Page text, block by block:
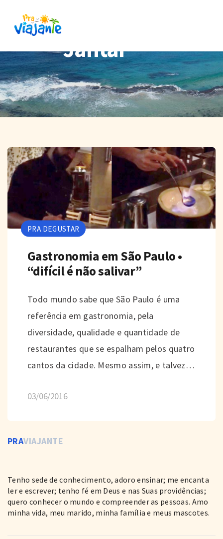
Jantar
PRA DEGUSTAR
Gastronomia em São Paulo •
“difícil é não salivar”
Todo mundo sabe que São Paulo é uma
referência em gastronomia, pela
diversidade, qualidade e quantidade de
restaurantes que se espalham pelos quatro
cantos da cidade. Mesmo assim, e talvez…
03/06/2016
PRAVIAJANTE
Tenho sede de conhecimento, adoro ensinar; me encanta
ler e escrever; tenho fé em Deus e nas Suas providências;
quero conhecer o mundo e compreender as pessoas. Amo
minha vida, meu marido, minha família e meus mascotes.